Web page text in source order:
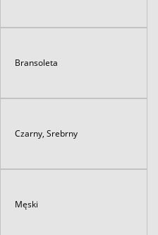
Bransoleta
Czarny, Srebrny
Męski